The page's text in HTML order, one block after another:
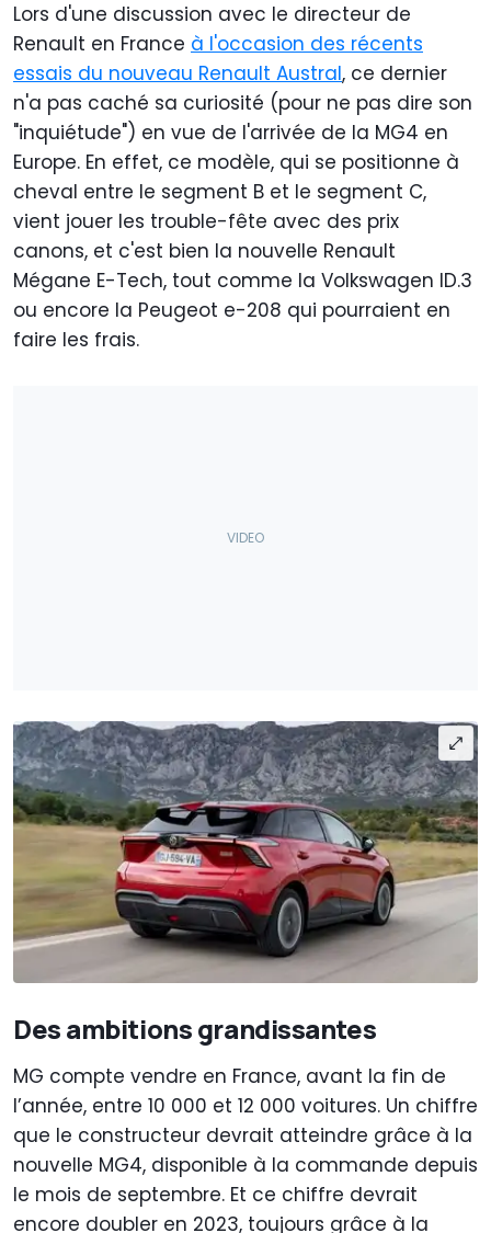
Lors d'une discussion avec le directeur de
Renault en France à l'occasion des récents
essais du nouveau Renault Austral, ce dernier
n'a pas caché sa curiosité (pour ne pas dire son
"inquiétude") en vue de l'arrivée de la MG4 en
Europe. En effet, ce modèle, qui se positionne à
cheval entre le segment B et le segment C,
vient jouer les trouble-fête avec des prix
canons, et c'est bien la nouvelle Renault
Mégane E-Tech, tout comme la Volkswagen ID.3
ou encore la Peugeot e-208 qui pourraient en
faire les frais.
Des ambitions grandissantes
MG compte vendre en France, avant la fin de
l’année, entre 10 000 et 12 000 voitures. Un chiffre
que le constructeur devrait atteindre grâce à la
nouvelle MG4, disponible à la commande depuis
le mois de septembre. Et ce chiffre devrait
encore doubler en 2023, toujours grâce à la